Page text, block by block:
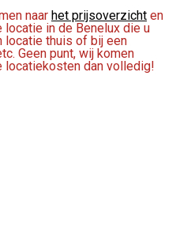
naar het prijsoverzicht en
in de Benelux die u
locatie thuis of bij een
Geen punt, wij komen
locatiekosten dan volledig!